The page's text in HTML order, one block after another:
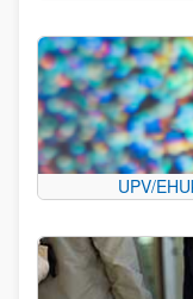
UPV/